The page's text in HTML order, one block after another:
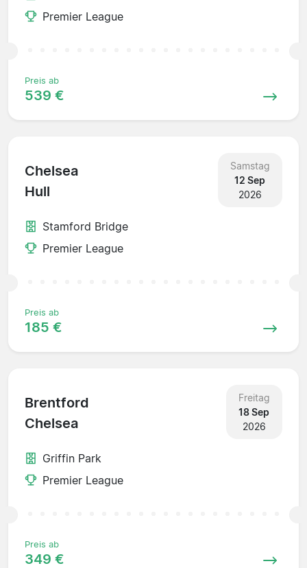
Premier League
Preis ab
539 €
Chelsea
Hull
Samstag
12 Sep
2026
Stamford Bridge
Premier League
Preis ab
185 €
Brentford
Chelsea
Freitag
18 Sep
2026
Griffin Park
Premier League
Preis ab
349 €